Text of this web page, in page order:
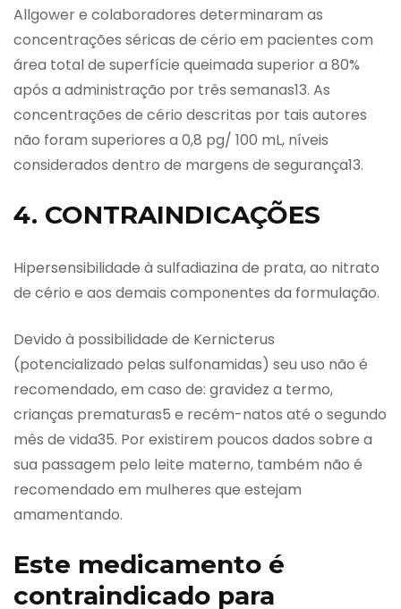
Allgower e colaboradores determinaram as
concentrações séricas de cério em pacientes com
área total de superfície queimada superior a 80%
após a administração por três semanas13. As
concentrações de cério descritas por tais autores
não foram superiores a 0,8 pg/ 100 mL, níveis
considerados dentro de margens de segurança13.
4. CONTRAINDICAÇÕES
Hipersensibilidade à sulfadiazina de prata, ao nitrato
de cério e aos demais componentes da formulação.
Devido à possibilidade de Kernicterus
(potencializado pelas sulfonamidas) seu uso não é
recomendado, em caso de: gravidez a termo,
crianças prematuras5 e recém-natos até o segundo
mês de vida35. Por existirem poucos dados sobre a
sua passagem pelo leite materno, também não é
recomendado em mulheres que estejam
amamentando.
Este medicamento é
contraindicado para